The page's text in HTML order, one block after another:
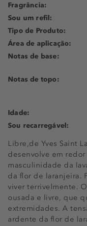
Libre,de Yves Saint
desenvolve em
masculinidade da
da flor de laranjeira.
viver terrivelmente.
ousada e livre, que
extremidades. A
ardente da flor de
Fragrância:
Sou um refil:
Tipo de Produto:
Área de aplicação:
Notas de base:
Notas de topo:
Idade:
Sou recarregável: